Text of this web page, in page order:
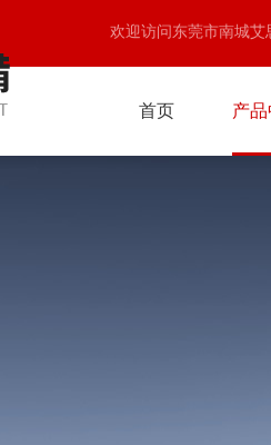
欢迎访问东莞市南城艾
首页 产